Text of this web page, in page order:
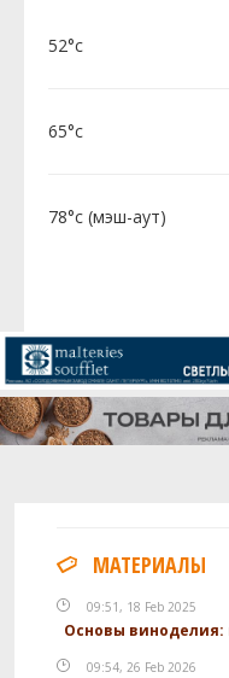
52°c
65°c
78°c (мэш-аут)
МАТЕРИАЛЫ
09:51, 18 Feb 2025
Основы виноделия:
09:54, 26 Feb 2026